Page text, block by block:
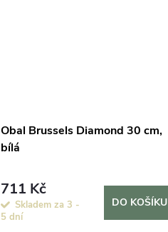
Obal Brussels Diamond 30 cm,
bílá
711 Kč
Skladem za 3 -
5 dní
DO KOŠÍKU